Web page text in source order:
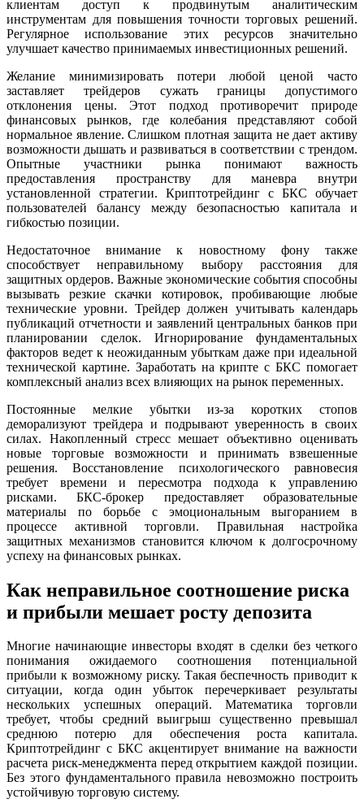
клиентам доступ к продвинутым аналитическим
инструментам для повышения точности торговых решений.
Регулярное использование этих ресурсов значительно
улучшает качество принимаемых инвестиционных решений.
Желание минимизировать потери любой ценой часто
заставляет трейдеров сужать границы допустимого
отклонения цены. Этот подход противоречит природе
финансовых рынков, где колебания представляют собой
нормальное явление. Слишком плотная защита не дает активу
возможности дышать и развиваться в соответствии с трендом.
Опытные участники рынка понимают важность
предоставления пространству для маневра внутри
установленной стратегии. Криптотрейдинг с БКС обучает
пользователей балансу между безопасностью капитала и
гибкостью позиции.
Недостаточное внимание к новостному фону также
способствует неправильному выбору расстояния для
защитных ордеров. Важные экономические события способны
вызывать резкие скачки котировок, пробивающие любые
технические уровни. Трейдер должен учитывать календарь
публикаций отчетности и заявлений центральных банков при
планировании сделок. Игнорирование фундаментальных
факторов ведет к неожиданным убыткам даже при идеальной
технической картине. Заработать на крипте с БКС помогает
комплексный анализ всех влияющих на рынок переменных.
Постоянные мелкие убытки из-за коротких стопов
деморализуют трейдера и подрывают уверенность в своих
силах. Накопленный стресс мешает объективно оценивать
новые торговые возможности и принимать взвешенные
решения. Восстановление психологического равновесия
требует времени и пересмотра подхода к управлению
рисками. БКС-брокер предоставляет образовательные
материалы по борьбе с эмоциональным выгоранием в
процессе активной торговли. Правильная настройка
защитных механизмов становится ключом к долгосрочному
успеху на финансовых рынках.
Как неправильное соотношение риска
и прибыли мешает росту депозита
Многие начинающие инвесторы входят в сделки без четкого
понимания ожидаемого соотношения потенциальной
прибыли к возможному риску. Такая беспечность приводит к
ситуации, когда один убыток перечеркивает результаты
нескольких успешных операций. Математика торговли
требует, чтобы средний выигрыш существенно превышал
среднюю потерю для обеспечения роста капитала.
Криптотрейдинг с БКС акцентирует внимание на важности
расчета риск-менеджмента перед открытием каждой позиции.
Без этого фундаментального правила невозможно построить
устойчивую торговую систему.